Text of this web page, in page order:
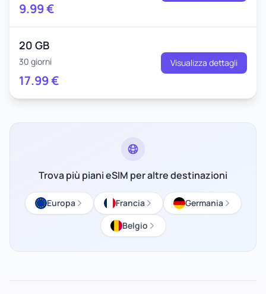
9.99€
20 GB
30 giorni
17.99€
Visualizza dettagli
Trova più piani eSIM per altre destinazioni
Europa Francia
Germania
Belgio